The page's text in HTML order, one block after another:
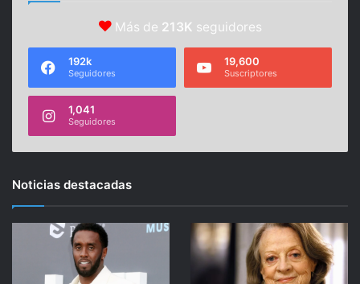
Más de 213K seguidores
192k
Seguidores
19,600
Suscriptores
1,041
Seguidores
Noticias destacadas